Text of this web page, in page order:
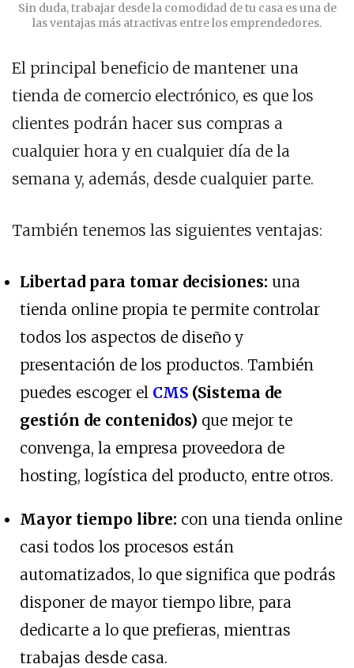
Sin duda, trabajar desde la comodidad de tu casa es una de
las ventajas más atractivas entre los emprendedores.
El principal beneficio de mantener una
tienda de comercio electrónico, es que los
clientes podrán hacer sus compras a
cualquier hora y en cualquier día de la
semana y, además, desde cualquier parte.
También tenemos las siguientes ventajas:
Libertad para tomar decisiones: una
tienda online propia te permite controlar
todos los aspectos de diseño y
presentación de los productos. También
puedes escoger el CMS (Sistema de
gestión de contenidos) que mejor te
convenga, la empresa proveedora de
hosting, logística del producto, entre otros.
Mayor tiempo libre: con una tienda online
casi todos los procesos están
automatizados, lo que significa que podrás
disponer de mayor tiempo libre, para
dedicarte a lo que prefieras, mientras
trabajas desde casa.